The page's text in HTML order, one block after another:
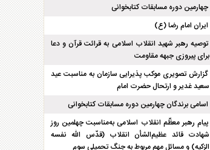
چهارمین دوره مسابقات کتابخوانی
ایران امام رضا (ع)
توصیه رهبر شهید انقلاب اسلامی به قرائت قرآن و دعا
برای پیروزی جبهه مقاومت
گزارش تصویری موکب پذیرایی سازمان به مناسبت عید
سعید غدیر و ارتحال حضرت امام
اسامی برندگان چهارمین دوره مسابقات کتابخوانی
پیام رهبر معظّم انقلاب اسلامی به‌مناسبت چهلمین روز
شهادت قائد عظیم‌الشأن انقلاب (قدّس الله نفسه
الزکیه) و مسائل مهم مربوط به جنگ تحمیلی سوم